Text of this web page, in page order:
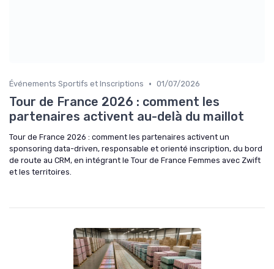
Événements Sportifs et Inscriptions • 01/07/2026
Tour de France 2026 : comment les
partenaires activent au-delà du maillot
Tour de France 2026 : comment les partenaires activent un
sponsoring data-driven, responsable et orienté inscription, du bord
de route au CRM, en intégrant le Tour de France Femmes avec Zwift
et les territoires.